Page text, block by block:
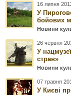
16 липня
У
бойових
Новини
26 червня
У
страв»
Новини
07 травня
У Києві